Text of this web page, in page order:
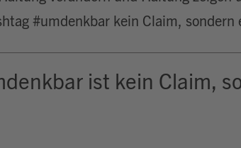
#umdenkbar kein Claim, sondern
ist kein Claim,